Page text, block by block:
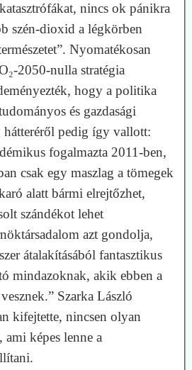
nincs ok pánikra
szén-dioxid a légkörben
Nyomatékosan
2050-nulla stratégia
hogy a politika
és gazdasági
hátteréről pedig így vallott:
fogalmazta 2011-ben,
csak egy maszlag a tömegek
alatt bármi elrejtőzhet,
szándékot lehet
azt gondolja,
átalakításából fantasztikus
mindazoknak, akik ebben a
Szarka László
kifejtette, nincsen olyan
képes lenne a